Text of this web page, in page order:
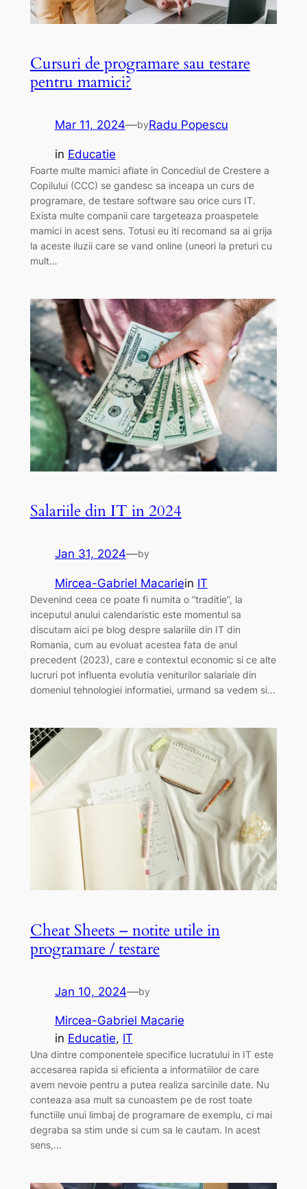
Cursuri de programare sau testare
pentru mamici?
Mar 11, 2024—byRadu Popescu
in Educatie
Foarte multe mamici aflate in Concediul de Crestere a
Copilului (CCC) se gandesc sa inceapa un curs de
programare, de testare software sau orice curs IT.
Exista multe companii care targeteaza proaspetele
mamici in acest sens. Totusi eu iti recomand sa ai grija
la aceste iluzii care se vand online (uneori la preturi cu
mult…
Salariile din IT in 2024
Jan 31, 2024—by
Mircea-Gabriel Macariein IT
Devenind ceea ce poate fi numita o ”traditie”, la
inceputul anului calendaristic este momentul sa
discutam aici pe blog despre salariile din IT din
Romania, cum au evoluat acestea fata de anul
precedent (2023), care e contextul economic si ce alte
lucruri pot influenta evolutia veniturilor salariale din
domeniul tehnologiei informatiei, urmand sa vedem si…
Cheat Sheets – notite utile in
programare / testare
Jan 10, 2024—by
Mircea-Gabriel Macarie
in Educatie, IT
Una dintre componentele specifice lucratului in IT este
accesarea rapida si eficienta a informatiilor de care
avem nevoie pentru a putea realiza sarcinile date. Nu
conteaza asa mult sa cunoastem pe de rost toate
functiile unui limbaj de programare de exemplu, ci mai
degraba sa stim unde si cum sa le cautam. In acest
sens,…